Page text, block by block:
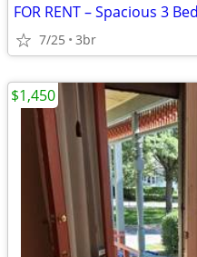
7/25 3br
$1,450